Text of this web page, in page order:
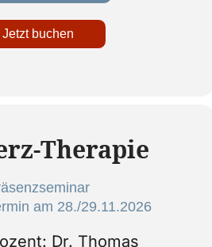
Jetzt buchen
Therapie
am 28./29.11.2026